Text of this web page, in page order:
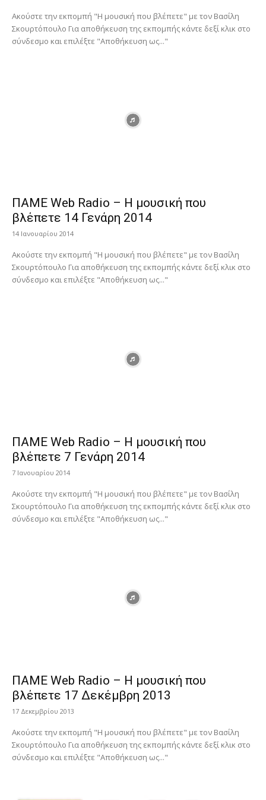
Ακούστε την εκπομπή "Η μουσική που βλέπετε" με τον Βασίλη
Σκουρτόπουλο Για αποθήκευση της εκπομπής κάντε δεξί κλικ στο
σύνδεσμο και επιλέξτε "Αποθήκευση ως..."
ΠΑΜΕ Web Radio – Η μουσική που
βλέπετε 14 Γενάρη 2014
14 Ιανουαρίου 2014
Ακούστε την εκπομπή "Η μουσική που βλέπετε" με τον Βασίλη
Σκουρτόπουλο Για αποθήκευση της εκπομπής κάντε δεξί κλικ στο
σύνδεσμο και επιλέξτε "Αποθήκευση ως..."
ΠΑΜΕ Web Radio – Η μουσική που
βλέπετε 7 Γενάρη 2014
7 Ιανουαρίου 2014
Ακούστε την εκπομπή "Η μουσική που βλέπετε" με τον Βασίλη
Σκουρτόπουλο Για αποθήκευση της εκπομπής κάντε δεξί κλικ στο
σύνδεσμο και επιλέξτε "Αποθήκευση ως..."
ΠΑΜΕ Web Radio – Η μουσική που
βλέπετε 17 Δεκέμβρη 2013
17 Δεκεμβρίου 2013
Ακούστε την εκπομπή "Η μουσική που βλέπετε" με τον Βασίλη
Σκουρτόπουλο Για αποθήκευση της εκπομπής κάντε δεξί κλικ στο
σύνδεσμο και επιλέξτε "Αποθήκευση ως..."